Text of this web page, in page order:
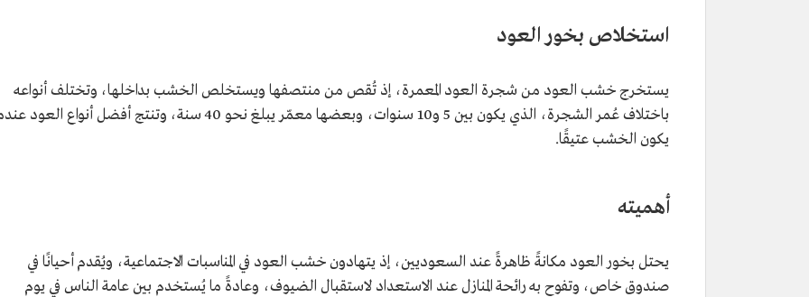
استخلاص بخور العود
يستخرج خشب العود من شجرة العود المعمرة، إذ تُقص من منتصفها ويستخلص الخشب بداخلها، وتختلف أنواعه
باختلاف عُمر الشجرة، الذي يكون بين 5 و10 سنوات، وبعضها معمّر يبلغ نحو 40 سنة، وتنتج أفضل أنواع العود
يكون الخشب عتيقًا.
أهميته
يحتل بخور العود مكانةً ظاهرةً عند السعوديين، إذ يتهادون خشب العود في المناسبات الاجتماعية، ويُقدم أحيانًا في
صندوق خاص، وتفوح به رائحة المنازل عند الاستعداد لاستقبال الضيوف، وعادةً ما يُستخدم بين عامة الناس في يوم